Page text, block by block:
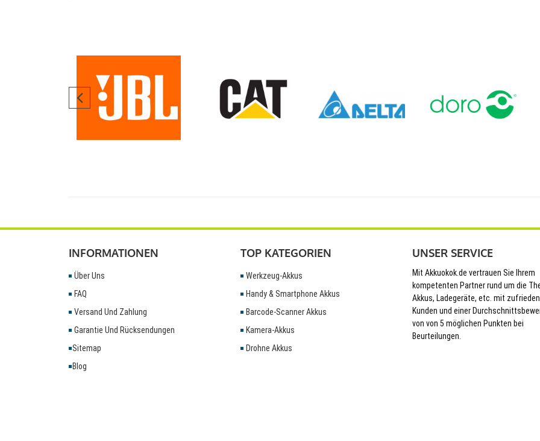
INFORMATIONEN
Über Uns
FAQ
Versand Und Zahlung
Garantie Und Rücksendungen
Sitemap
Blog
TOP KATEGORIEN
Werkzeug-Akkus
Handy & Smartphone Akkus
Barcode-Scanner Akkus
Kamera-Akkus
Drohne Akkus
UNSER SERVICE
Mit Akkuokok.de vertrauen Sie Ihrem
kompetenten Partner rund um die
Akkus, Ladegeräte, etc. mit
Kunden und einer
von von 5 möglichen Punkten bei
Beurteilungen.